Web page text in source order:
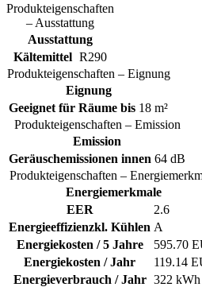
Produkteigenschaften
– Ausstattung
Ausstattung
Kältemittel R290
Produkteigenschaften – Eignung
Eignung
Geeignet für Räume bis 18 m²
Produkteigenschaften – Emission
Emission
Geräuschemissionen innen 64 dB
Produkteigenschaften –
Energiemerkmale
EER
2.6
Energieeffizienzkl. Kühlen A
Energiekosten / 5 Jahre
595.70
Energiekosten / Jahr
119.14
Energieverbrauch / Jahr 322 kWh